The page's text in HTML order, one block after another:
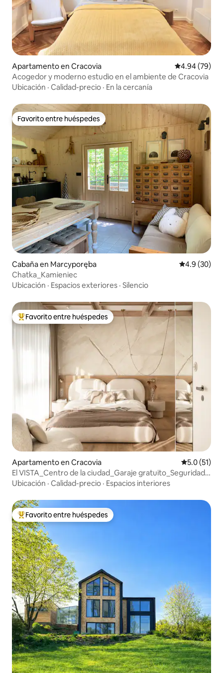
Apartamento en Cracovia Calificación
4.94 (79)
Acogedor y moderno estudio en el ambiente de Cracovia
Ubicación · Calidad-precio · En la cercanía
Favorito entre huéspedes
Favorito entre huéspedes
Cabaña en Marcyporęba Calificación
4.9 (30)
Chatka_Kamieniec
Ubicación · Espacios exteriores · Silencio
Favorito entre huéspedes preferido
Favorito entre huéspedes
Apartamento en Cracovia Calificación
5.0 (51)
El VISTA_Centro de la ciudad_Garaje gratuito_Seguridad
24h
Ubicación · Calidad-precio · Espacios interiores
Favorito entre huéspedes preferido
Favorito entre huéspedes